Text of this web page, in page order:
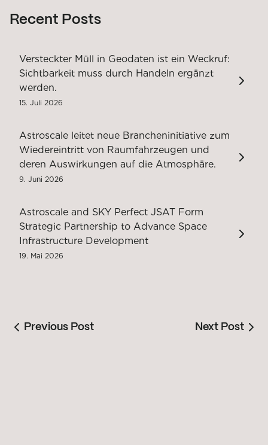
Recent Posts
Versteckter Müll in Geodaten ist ein Weckruf:
Sichtbarkeit muss durch Handeln ergänzt
werden.
15. Juli 2026
Astroscale leitet neue Brancheninitiative zum
Wiedereintritt von Raumfahrzeugen und
deren Auswirkungen auf die Atmosphäre.
9. Juni 2026
Astroscale and SKY Perfect JSAT Form
Strategic Partnership to Advance Space
Infrastructure Development
19. Mai 2026
Previous Post Next Post